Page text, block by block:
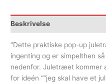
Beskrivelse
“Dette praktiske pop-up
ingenting og er simpelthen
nedenfor. Juletræet kommer
for ideén “”jeg skal have et